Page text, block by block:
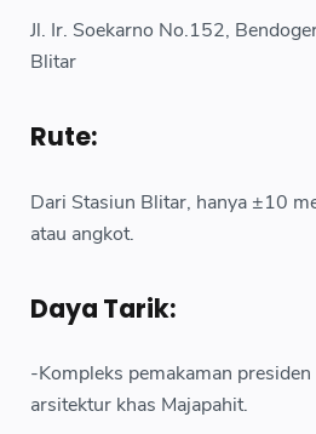
Jl. Ir. Soekarno No.152,
Blitar
Rute:
Dari Stasiun Blitar, hanya ±10
atau angkot.
Daya Tarik:
-Kompleks pemakaman
arsitektur khas Majapahit.